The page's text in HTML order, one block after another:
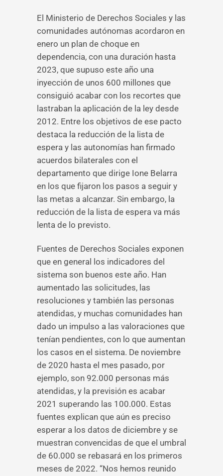
El Ministerio de Derechos Sociales y las
comunidades autónomas acordaron en
enero un plan de choque en
dependencia, con una duración hasta
2023, que supuso este año una
inyección de unos 600 millones que
consiguió acabar con los recortes que
lastraban la aplicación de la ley desde
2012. Entre los objetivos de ese pacto
destaca la reducción de la lista de
espera y las autonomías han firmado
acuerdos bilaterales con el
departamento que dirige Ione Belarra
en los que fijaron los pasos a seguir y
las metas a alcanzar. Sin embargo, la
reducción de la lista de espera va más
lenta de lo previsto.
Fuentes de Derechos Sociales exponen
que en general los indicadores del
sistema son buenos este año. Han
aumentado las solicitudes, las
resoluciones y también las personas
atendidas, y muchas comunidades han
dado un impulso a las valoraciones que
tenían pendientes, con lo que aumentan
los casos en el sistema. De noviembre
de 2020 hasta el mes pasado, por
ejemplo, son 92.000 personas más
atendidas, y la previsión es acabar
2021 superando las 100.000. Estas
fuentes explican que aún es preciso
esperar a los datos de diciembre y se
muestran convencidas de que el umbral
de 60.000 se rebasará en los primeros
meses de 2022. “Nos hemos reunido